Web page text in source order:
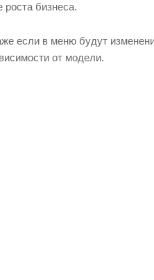
бизнеса.
если в меню будут
от модели.